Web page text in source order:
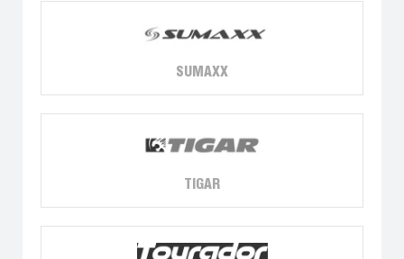
SUMAXX
TIGAR